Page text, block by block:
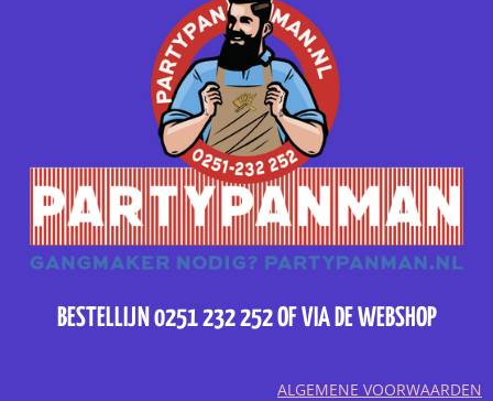
BESTELLIJN 0251 232 252 OF VIA DE WEBSHOP
ALGEMENE VOORWAARDEN